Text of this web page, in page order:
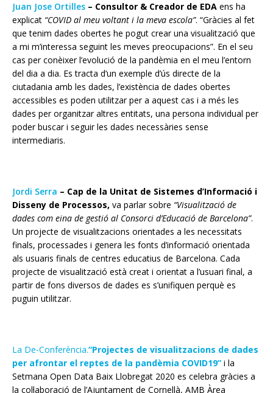
Juan Jose Ortilles – Consultor & Creador de EDA ens ha
explicat “COVID al meu voltant i la meva escola”. “Gràcies al fet
que tenim dades obertes he pogut crear una visualització que
a mi m’interessa seguint les meves preocupacions”. En el seu
cas per conèixer l’evolució de la pandèmia en el meu l’entorn
del dia a dia. Es tracta d’un exemple d’ús directe de la
ciutadania amb les dades, l’existència de dades obertes
accessibles es poden utilitzar per a aquest cas i a més les
dades per organitzar altres entitats, una persona individual per
poder buscar i seguir les dades necessàries sense
intermediaris.
Jordi Serra – Cap de la Unitat de Sistemes d’Informació i
Disseny de Processos, va parlar sobre “Visualització de
dades com eina de gestió al Consorci d’Educació de Barcelona”.
Un projecte de visualitzacions orientades a les necessitats
finals, processades i genera les fonts d’informació orientada
als usuaris finals de centres educatius de Barcelona. Cada
projecte de visualització està creat i orientat a l’usuari final, a
partir de fons diversos de dades es s’unifiquen perquè es
puguin utilitzar.
La De-Conferència.“Projectes de visualitzacions de dades
per afrontar el reptes de la pandèmia COVID19” i la
Setmana Open Data Baix Llobregat 2020 es celebra gràcies a
la col·laboració de l’Ajuntament de Cornellà, AMB Àrea